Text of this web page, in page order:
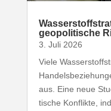
geopo­li­tische
3. Juli 2026
Viele
aus. Eine neue
tische Konflikte,